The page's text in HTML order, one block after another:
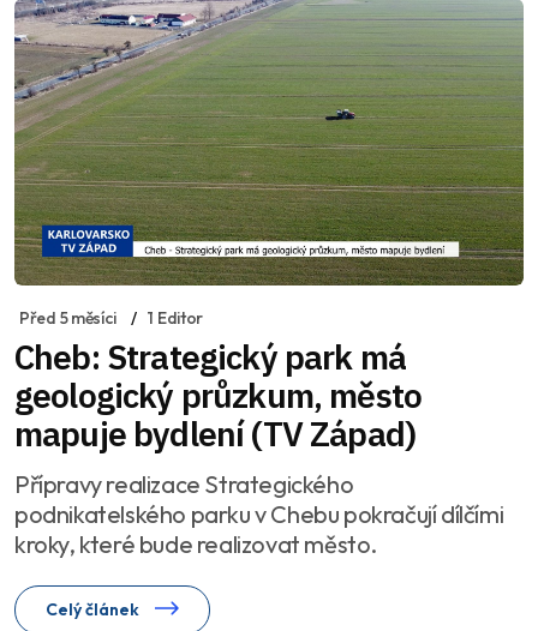
Před 5 měsíci 1 Editor
Cheb: Strategický park má
geologický průzkum, město
mapuje bydlení (TV Západ)
Přípravy realizace Strategického
podnikatelského parku v Chebu pokračují dílčími
kroky, které bude realizovat město.
Celý článek